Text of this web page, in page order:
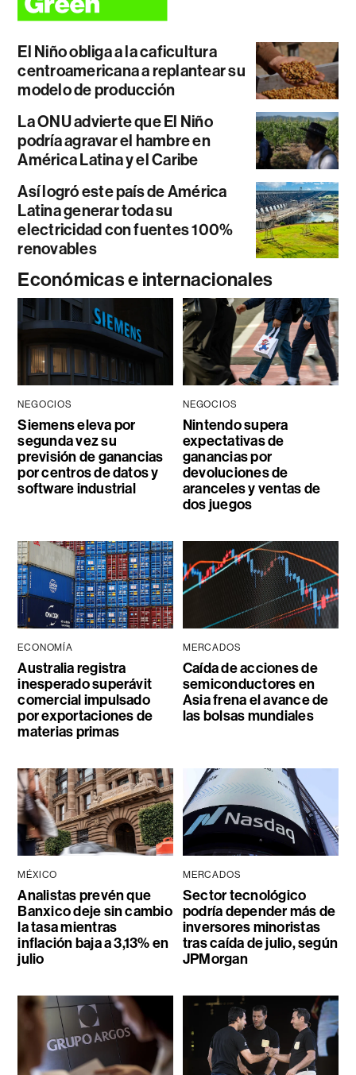
El Niño obliga a la caficultura
centroamericana a replantear su
modelo de producción
La ONU advierte que El Niño
podría agravar el hambre en
América Latina y el Caribe
Así logró este país de América
Latina generar toda su
electricidad con fuentes 100%
renovables
Económicas e internacionales
NEGOCIOS
Siemens eleva por
segunda vez su
previsión de ganancias
por centros de datos y
software industrial
NEGOCIOS
Nintendo supera
expectativas de
ganancias por
devoluciones de
aranceles y ventas de
dos juegos
ECONOMÍA
Australia registra
inesperado superávit
comercial impulsado
por exportaciones de
materias primas
MERCADOS
Caída de acciones de
semiconductores en
Asia frena el avance de
las bolsas mundiales
MÉXICO
Analistas prevén que
Banxico deje sin cambio
la tasa mientras
inflación baja a 3,13% en
julio
MERCADOS
Sector tecnológico
podría depender más de
inversores minoristas
tras caída de julio, según
JPMorgan